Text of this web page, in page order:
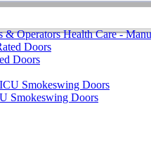
& OperatorsHealth Care -
Doors
Smokeswing Doors